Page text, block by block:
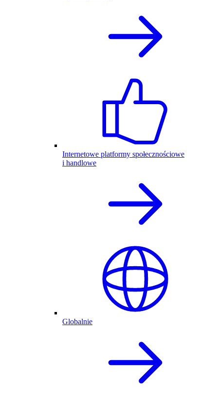
Internetowe platformy społecznościowe
i handlowe
Globalnie